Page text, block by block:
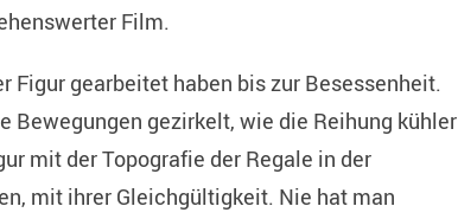
Film.
Figur gearbeitet haben bis zur Besessenheit.
Bewegungen gezirkelt, wie die Reihung kühler
mit der Topografie der Regale in der
mit ihrer Gleichgültigkeit. Nie hat man